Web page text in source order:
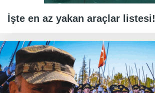
İşte en az yakan araçlar listesi!